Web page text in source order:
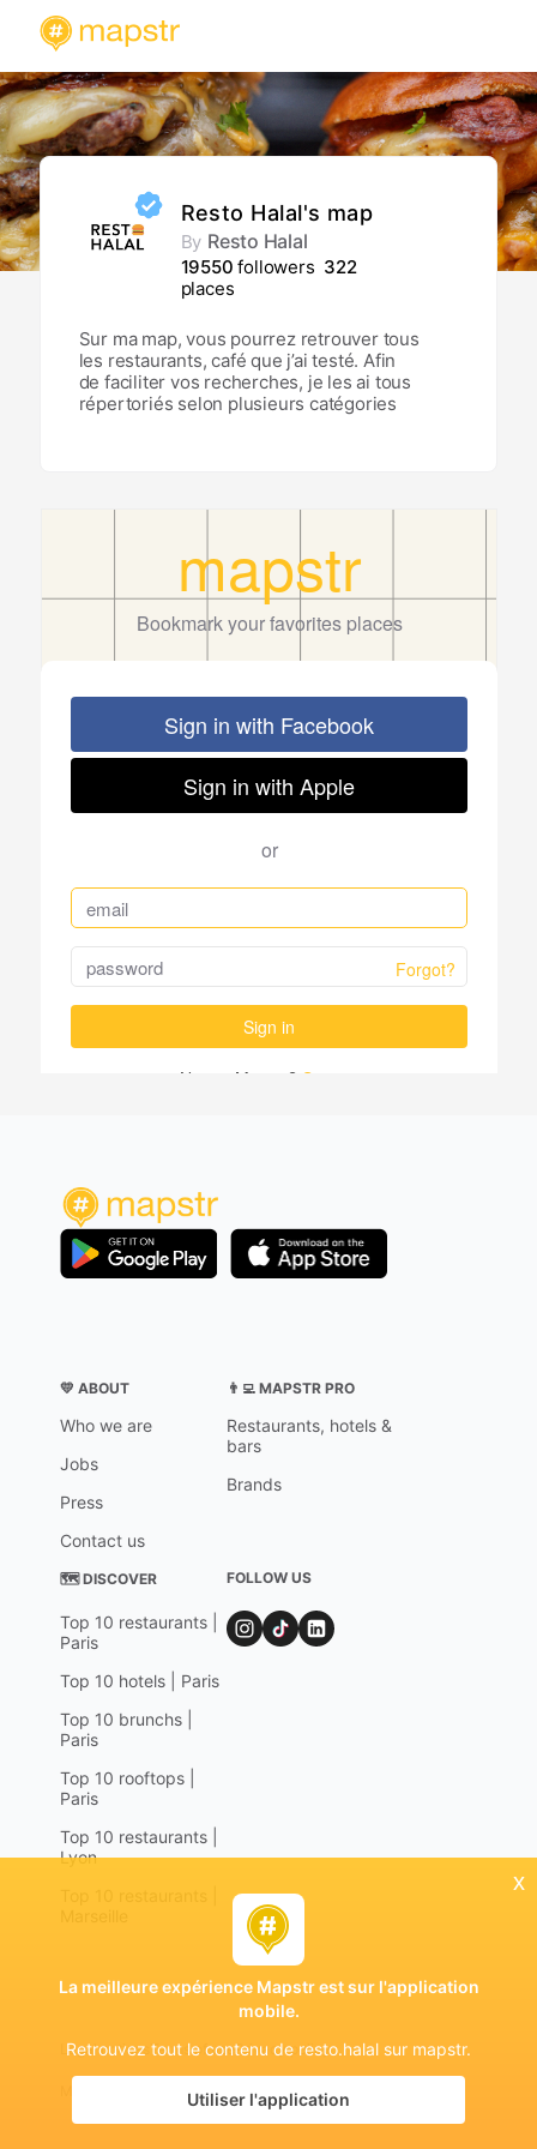
Resto Halal's map
By Resto Halal
19550followers 322
places
Sur ma map, vous pourrez retrouver tous
les restaurants, café que j’ai testé. Afin
de faciliter vos recherches, je les ai tous
répertoriés selon plusieurs catégories
💛 ABOUT
Who we are
Jobs
Press
Contact us
👨‍💻 MAPSTR PRO
Restaurants, hotels &
bars
Brands
🗺 DISCOVER
Top 10 restaurants |
Paris
Top 10 hotels | Paris
Top 10 brunchs |
Paris
Top 10 rooftops |
Paris
Top 10 restaurants |
Lyon
FOLLOW US
Legal notices Terms of usePrivacy policy
Mapstr 2024 | All rights reserved
x
La meilleure expérience Mapstr est sur l'application
mobile.
Retrouvez tout le contenu de resto.halal sur mapstr.
Utiliser l'application